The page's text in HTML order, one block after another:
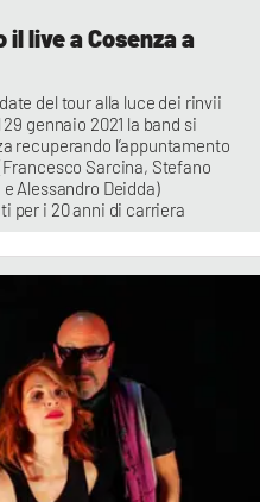
live a Cosenza a
del tour alla luce dei rinvii
gennaio 2021 la band si
recuperando l’appuntamento
Sarcina, Stefano
Alessandro Deidda)
per i 20 anni di carriera